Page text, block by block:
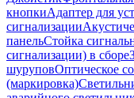
кнопкиАдаптер для
сигнализации
панельСтойка
сигнализации) в сборе
шуруповОптическое
(маркировка)